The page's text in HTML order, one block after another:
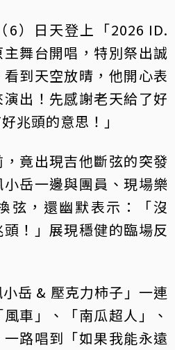
6）日天登上「2026 ID.
舞台開唱，特別祭出誠
到天空放晴，他開心表
出！先感謝老天給了好
兆頭的意思！」
竟出現吉他斷弦的突發
岳一邊與團員、現場樂
弦，還幽默表示：「沒
！」展現穩健的臨場反
岳 & 壓克力柿子」一連
車」、「南瓜超人」、
一路唱到「如果我能永遠